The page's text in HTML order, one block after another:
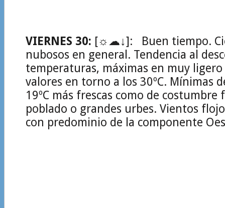
VIERNES 30: [☼☁↓]: Buen tiempo.
nubosos en general. Tendencia al
temperaturas, máximas en muy ligero
valores en torno a los 30ºC. Mínimas
19ºC más frescas como de costumbre
poblado o grandes urbes. Vientos
con predominio de la componente